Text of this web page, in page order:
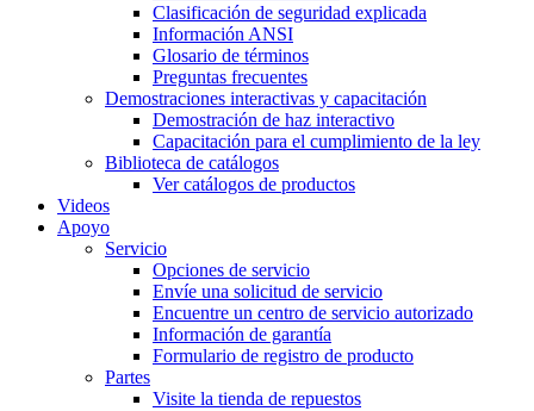
Clasificación de seguridad explicada
Información ANSI
Glosario de términos
Preguntas frecuentes
Demostraciones interactivas y capacitación
Demostración de haz interactivo
Capacitación para el cumplimiento de la ley
Biblioteca de catálogos
Ver catálogos de productos
Videos
Apoyo
Servicio
Opciones de servicio
Envíe una solicitud de servicio
Encuentre un centro de servicio autorizado
Información de garantía
Formulario de registro de producto
Partes
Visite la tienda de repuestos